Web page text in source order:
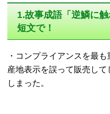
1.故事成語「逆鱗に
短文で！
・コンプライアンスを最
産地表示を誤って販売して
しまった。